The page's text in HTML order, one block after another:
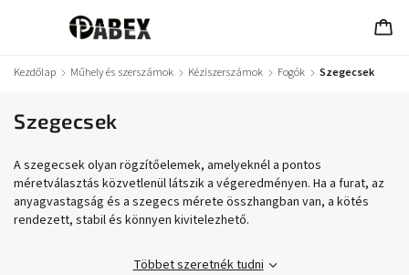
Kezdőlap / Műhely és szerszámok / Kéziszerszámok / Fogók / Szegecsek
Szegecsek
A szegecsek olyan rögzítőelemek, amelyeknél a pontos
méretválasztás közvetlenül látszik a végeredményen. Ha a furat, az
anyagvastagság és a szegecs mérete összhangban van, a kötés
rendezett, stabil és könnyen kivitelezhető.
Többet szeretnék tudni